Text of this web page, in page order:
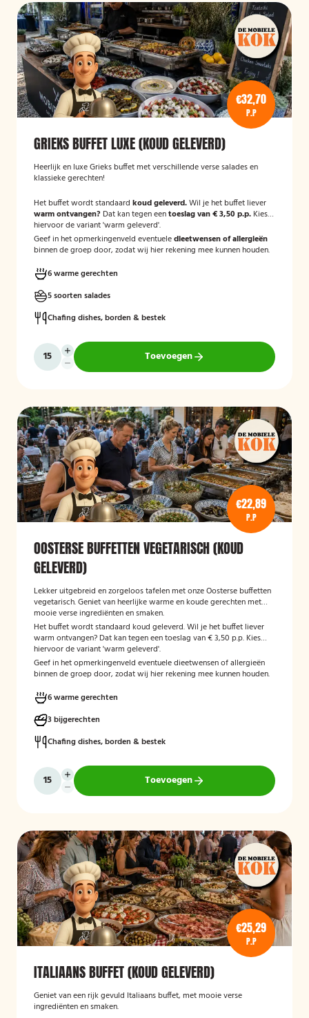
€32,70
P.P
GRIEKS BUFFET LUXE (KOUD GELEVERD)
Heerlijk en luxe Grieks buffet met verschillende verse salades en
klassieke gerechten!
Het buffet wordt standaard koud geleverd.Wil je het buffet liever
warm ontvangen? Dat kan tegen eentoeslag van € 3,50 p.p. Kies
hiervoor de variant 'warm geleverd'.
Geef in het opmerkingenveld eventueledieetwensen of allergieën
binnen de groep door, zodat wij hier rekening mee kunnen houden.
6 warme gerechten
5 soorten salades
Chafing dishes, borden & bestek
Toevoegen
€22,89
P.P
OOSTERSE BUFFETTEN VEGETARISCH (KOUD
GELEVERD)
Lekker uitgebreid en zorgeloos tafelen met onze Oosterse buffetten
vegetarisch. Geniet van heerlijke warme en koude gerechten met
mooie verse ingrediënten en smaken.
Het buffet wordt standaard koud geleverd. Wil je het buffet liever
warm ontvangen? Dat kan tegen een toeslag van € 3,50 p.p. Kies
hiervoor de variant 'warm geleverd'.
Geef in het opmerkingenveld eventuele dieetwensen of allergieën
binnen de groep door, zodat wij hier rekening mee kunnen houden.
6 warme gerechten
3 bijgerechten
Chafing dishes, borden & bestek
Toevoegen
€25,29
P.P
ITALIAANS BUFFET (KOUD GELEVERD)
Geniet van een rijk gevuld Italiaans buffet, met mooie verse
ingrediënten en smaken.